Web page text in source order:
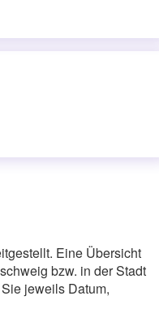
Eine Übersicht
bzw. in der Stadt
jeweils Datum,